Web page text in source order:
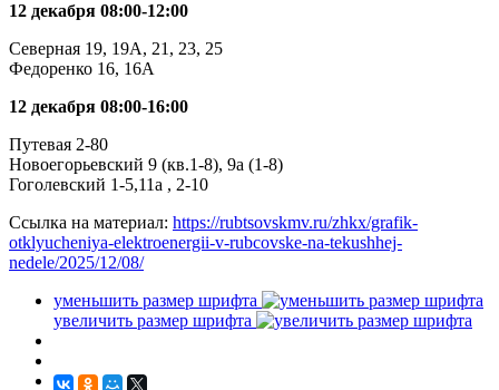
12 декабря 08:00-12:00
Северная 19, 19А, 21, 23, 25
Федоренко 16, 16А
12 декабря 08:00-16:00
Путевая 2-80
Новоегорьевский 9 (кв.1-8), 9а (1-8)
Гоголевский 1-5,11а , 2-10
Ссылка на материал: https://rubtsovskmv.ru/zhkx/grafik-
otklyucheniya-elektroenergii-v-rubcovske-na-tekushhej-
nedele/2025/12/08/
уменьшить размер шрифта
увеличить размер шрифта